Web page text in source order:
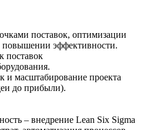
поставок, оптимизации
эффективности.
поставок
и масштабирование проекта
до прибыли).
– внедрение Lean Six Sigma